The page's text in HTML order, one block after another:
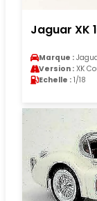
Jaguar XK
Marque :
Version : XK
Echelle : 1/18